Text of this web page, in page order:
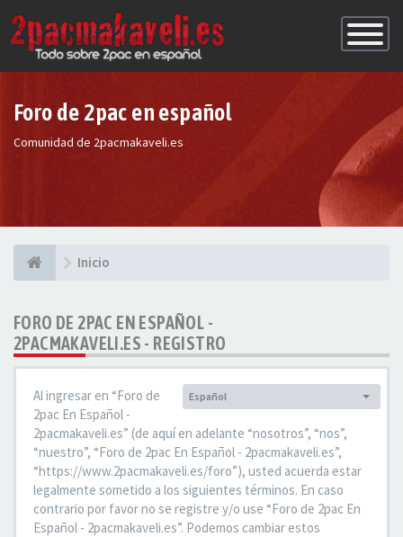
de
Foro de 2pac en español
Comunidad de 2pacmakaveli.es
Inicio
FORO DE 2PAC EN ESPAÑOL -
2PACMAKAVELI.ES - REGISTRO
Idioma:
Español
Al ingresar en “Foro de
2pac En Español -
2pacmakaveli.es” (de aquí en adelante “nosotros”, “nos”,
“nuestro”, “Foro de 2pac En Español - 2pacmakaveli.es”,
“https://www.2pacmakaveli.es/foro”), usted acuerda estar
legalmente sometido a los siguientes términos. En caso
contrario por favor no se registre y/o use “Foro de 2pac En
Español - 2pacmakaveli.es”. Podemos cambiar estos